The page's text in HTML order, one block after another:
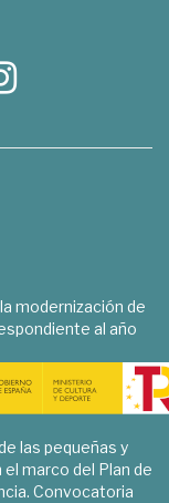
modernización de
al año
las pequeñas y
marco del Plan de
Convocatoria